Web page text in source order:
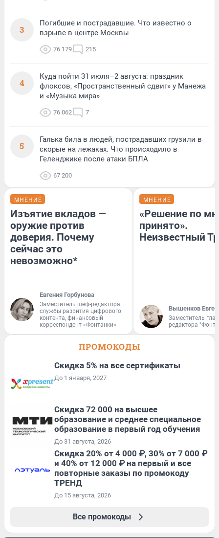
3
Погибшие и пострадавшие. Что известно о
взрыве в центре Москвы
76 179 215
4
Куда пойти 31 июля–2 августа: праздник
флоксов, «Пространственный сдвиг» у Манежа
и «Музыка мира»
76 062 7
5
Галька била в людей, пострадавших грузили в
скорые на лежаках. Что происходило в
Геленджике после атаки БПЛА
67 200
МНЕНИЕ
Изъятие вкладов —
оружие против
доверия. Почему
сейчас это
невозможно*
Евгения Горбунова
Заместитель шеф-редактора
службы развития цифрового
контента, финансовый
корреспондент «Фонтанки»
МНЕНИЕ
«Решение по
принято».
Неизвестный
Вышенков
Заместитель
редактора
ПРОМОКОДЫ
Скидка 5% на все сертификаты
До 1 января, 2027
Скидка 72 000 на высшее
образование и среднее специальное
образование в первый год обучения
До 31 августа, 2026
Скидка 20% от 4 000 ₽, 30% от 7 000 ₽
и 40% от 12 000 ₽ на первый и все
повторные заказы по промокоду
ТРЕНД
До 15 августа, 2026
Все промокоды